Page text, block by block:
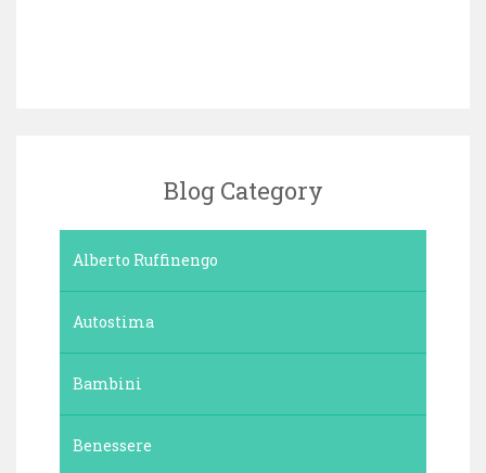
Blog Category
Alberto Ruffinengo
Autostima
Bambini
Benessere